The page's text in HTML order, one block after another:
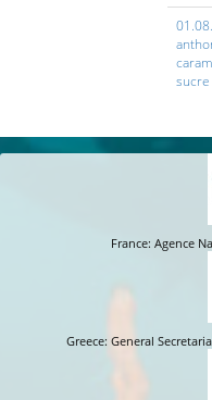
sucre
France: Agence
Greece: General